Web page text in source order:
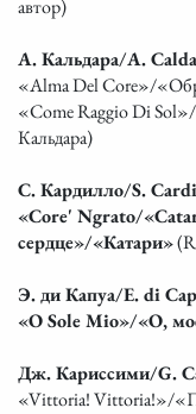
автор)
А. Кальдара/A.
«Alma Del Core»/
«Come Raggio Di
Кальдара)
С. Кардилло/S.
«Core' Ngrato/
сердце»/«Катари»
Э. ди Капуа/E. di
«O Sole Mio»/«О,
Дж. Кариссими/G.
«Vittoria! Vittoria!»/